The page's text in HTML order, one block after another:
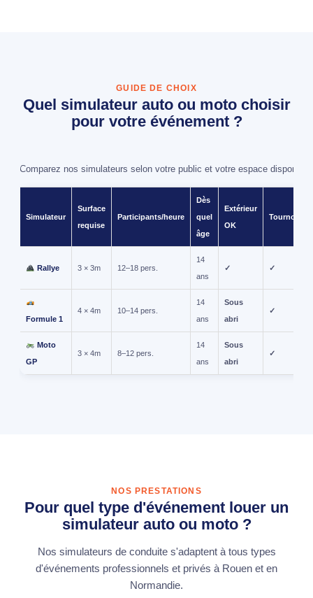
GUIDE DE CHOIX
Quel simulateur auto ou moto choisir
pour votre événement ?
Comparez nos simulateurs selon votre public et votre espace disponible
Simulateur
Surface
requise
Participants/heure
Dès
quel
âge
Extérieur
OK
Tournoi
Rallye 3 × 3m 12–18 pers.
14
ans
✓ ✓
Formule 1
4 × 4m 10–14 pers.
14
ans
Sous
abri
✓
Moto
GP
3 × 4m 8–12 pers.
14
ans
Sous
abri
✓
NOS PRESTATIONS
Pour quel type d'événement louer un
simulateur auto ou moto ?
Nos simulateurs de conduite s'adaptent à tous types
d'événements professionnels et privés à Rouen et en
Normandie.